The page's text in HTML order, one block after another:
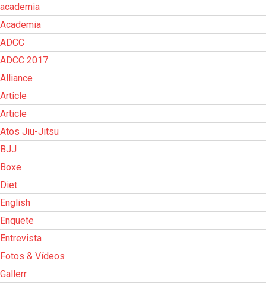
academia
Academia
ADCC
ADCC 2017
Alliance
Article
Article
Atos Jiu-Jitsu
BJJ
Boxe
Diet
English
Enquete
Entrevista
Fotos & Vídeos
Gallerr